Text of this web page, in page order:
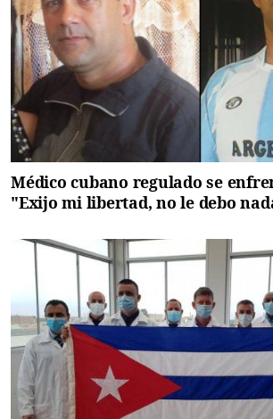
Médico cubano regulado se
"Exijo mi libertad, no le debo